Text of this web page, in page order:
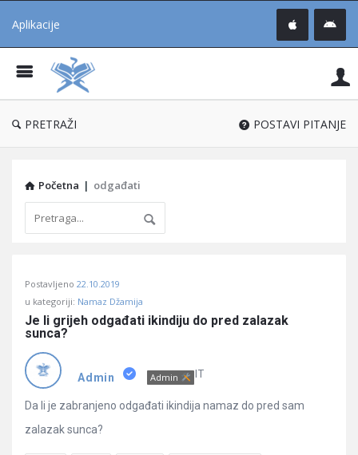
Aplikacije
®
PRETRAŽI POSTAVI PITANJE
Početna | odgađati
Učene
Latest
Pitanja
Postavljeno 22.10.2019
u kategoriji: Namaz Džamija
Je li grijeh odgađati ikindiju do pred zalazak
sunca?
Admin Admin IT
Da li je zabranjeno odgađati ikindija namaz do pred sam
zalazak sunca?